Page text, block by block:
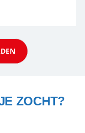
van
ZOCHT?